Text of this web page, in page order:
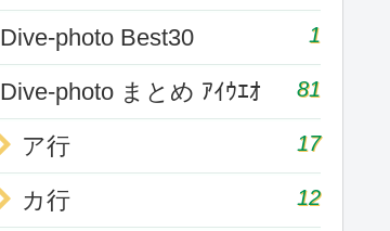
Dive-photo Best30 1
Dive-photo まとめ ｱｲｳｴｵ 81
ア行 17
カ行 12